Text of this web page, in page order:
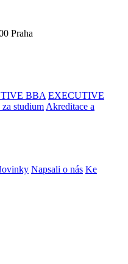
Praha
BBA EXECUTIVE
studiumAkreditace a
Napsali o nás Ke